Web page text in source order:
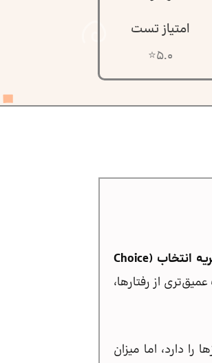
امتیاز تست
5.0⭐
نظریه انتخاب (Choice
از رفتارها،
دارد، اما میزان